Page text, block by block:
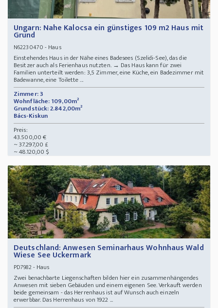
Ungarn: Nahe Kalocsa ein günstiges 109 m2 Haus mit
Grund
N62230470 - Haus
Einstehendes Haus in der Nähe eines Badesees (Szelidi-See), das die
Besitzer auch als Ferienhaus nutzten. → Das Haus kann für zwei
Familien unterteilt werden: 3,5 Zimmer, eine Küche, ein Badezimmer mit
Badewanne, eine Toilette ...
Zimmer: 3
Wohnfläche: 109,00m²
Grundstück: 2.842,00m²
Bács-Kiskun
Preis:
43.500,00 €
~ 37.297,00 £
~ 48.120,00 $
Deutschland: Anwesen Seminarhaus Wohnhaus Wald
Wiese See Uckermark
PD7982- Haus
Zwei benachbarte Liegenschaften bilden hier ein zusammenhängendes
Anwesen mit sieben Gebäuden und einem eigenen See. Verkauft werden
beide gemeinsam - das Herrenhaus ist auf Wunsch auch einzeln
erwerbbar. Das Herrenhaus von 1922 ...